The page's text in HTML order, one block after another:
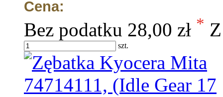
Cena:
Bez podatku 28,00 zł *
szt.